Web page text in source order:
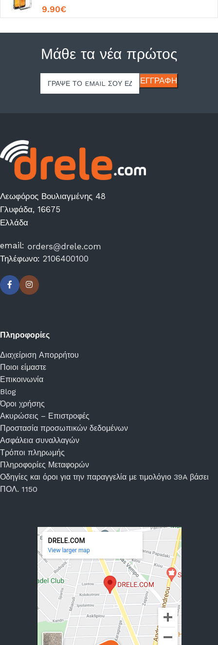
9.90€
Μάθε τα νέα πρώτος
Λεωφόρος Βουλιαγμένης 48
Γλυφάδα, 16675
Ελλάδα
email:
Τηλέφωνο: 2106400100
Πληροφορίες
Διαχείριση Απορρήτου
Ποιοι είμαστε
Επικοινωνία
Blog
Όροι χρήσης
Ακυρώσεις – Επιστροφές
Προστασία προσωπικών δεδομένων
Ασφάλεια συναλλαγών
Τρόποι πληρωμής
Πληροφορίες Μεταφορών
Οδηγίες και όροι για την παραγγελία με τιμολόγιο 39A βάσει
ΠΟΛ. 1150